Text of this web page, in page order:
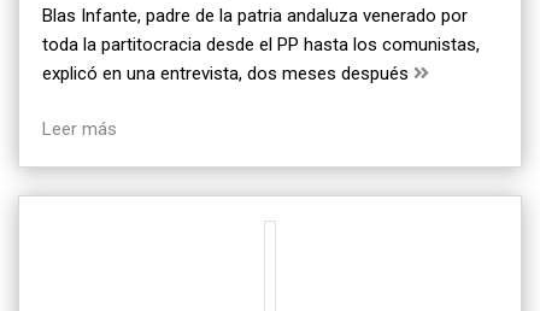
Blas Infante, padre de la patria andaluza venerado por
toda la partitocracia desde el PP hasta los comunistas,
explicó en una entrevista, dos meses después
Leer más